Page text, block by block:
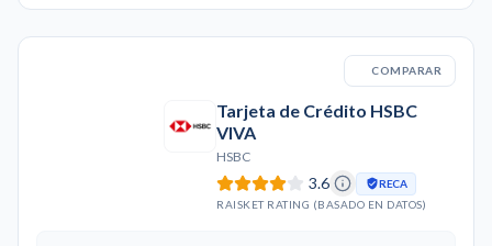
COMPARAR
Tarjeta de Crédito HSBC
VIVA
HSBC
3.6
RECA
RAISKET RATING (BASADO EN DATOS)